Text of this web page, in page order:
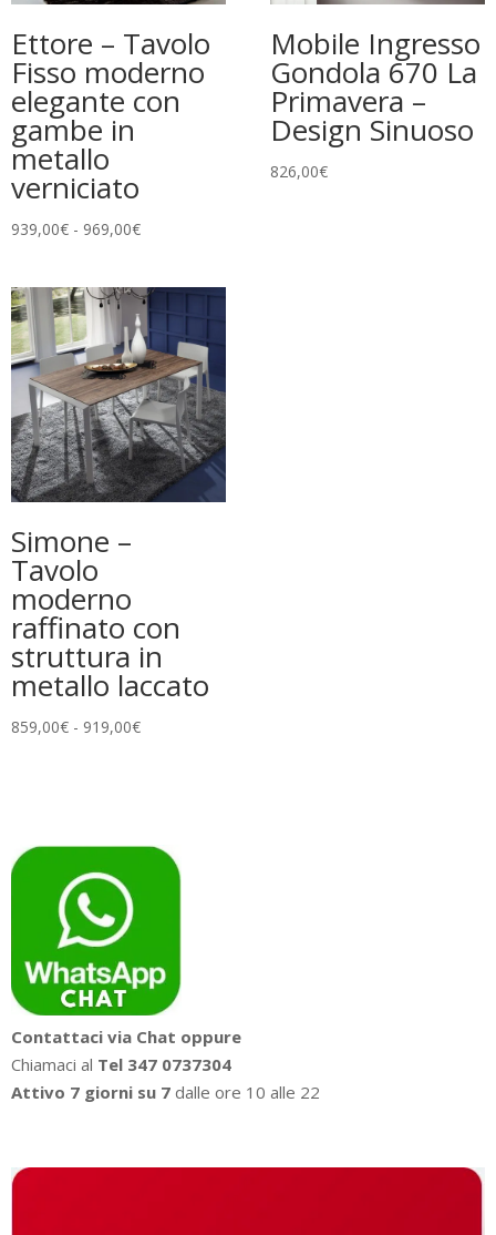
Ettore – Tavolo
Fisso moderno
elegante con
gambe in
metallo
verniciato
939,00€ - 969,00€Fascia
da
939,00€
a
969,00€
Mobile Ingresso
Gondola 670 La
Primavera –
Design Sinuoso
826,00€
Simone –
Tavolo
moderno
raffinato con
struttura in
metallo laccato
859,00€ - 919,00€Fascia
a
919,00€
Contattaci via Chat oppure
Chiamaci al Tel 347 0737304
Attivo 7 giorni su 7 dalle ore 10 alle 22